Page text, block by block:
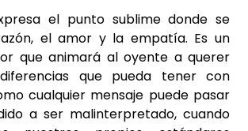
el punto sublime donde se
el amor y la empatía. Es un
que animará al oyente a querer
que pueda tener con
cualquier mensaje puede pasar
a ser malinterpretado, cuando